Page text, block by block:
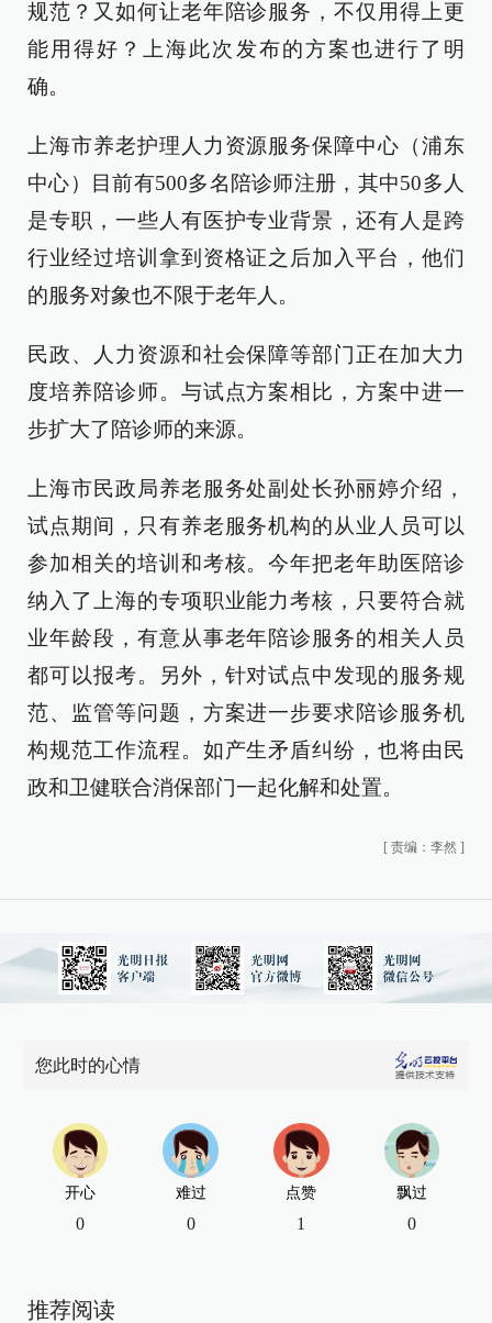
规范？又如何让老年陪诊服务，不仅用得上更
能用得好？上海此次发布的方案也进行了明
确。
上海市养老护理人力资源服务保障中心（浦东
中心）目前有500多名陪诊师注册，其中50多人
是专职，一些人有医护专业背景，还有人是跨
行业经过培训拿到资格证之后加入平台，他们
的服务对象也不限于老年人。
民政、人力资源和社会保障等部门正在加大力
度培养陪诊师。与试点方案相比，方案中进一
步扩大了陪诊师的来源。
上海市民政局养老服务处副处长孙丽婷介绍，
试点期间，只有养老服务机构的从业人员可以
参加相关的培训和考核。今年把老年助医陪诊
纳入了上海的专项职业能力考核，只要符合就
业年龄段，有意从事老年陪诊服务的相关人员
都可以报考。另外，针对试点中发现的服务规
范、监管等问题，方案进一步要求陪诊服务机
构规范工作流程。如产生矛盾纠纷，也将由民
政和卫健联合消保部门一起化解和处置。
[ 责编：李然 ]
您此时的心情
开心
0
难过
0
点赞
1
飘过
0
推荐阅读